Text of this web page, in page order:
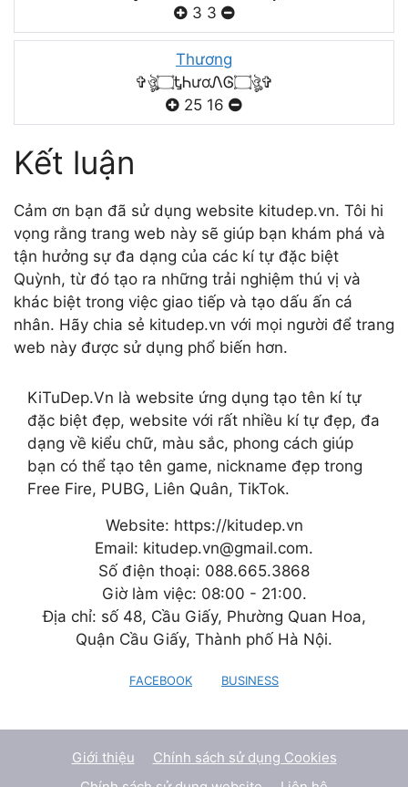
3 3
Thương
✞ঔৣ۝ᎿᏂươᏁᎶ۝ঔৣ✞
25 16
Kết luận
Cảm ơn bạn đã sử dụng website kitudep.vn. Tôi hi
vọng rằng trang web này sẽ giúp bạn khám phá và
tận hưởng sự đa dạng của các kí tự đặc biệt
Quỳnh, từ đó tạo ra những trải nghiệm thú vị và
khác biệt trong việc giao tiếp và tạo dấu ấn cá
nhân. Hãy chia sẻ kitudep.vn với mọi người để trang
web này được sử dụng phổ biến hơn.
KiTuDep.Vn là website ứng dụng tạo tên kí tự
đặc biệt đẹp, website với rất nhiều kí tự đẹp, đa
dạng về kiểu chữ, màu sắc, phong cách giúp
bạn có thể tạo tên game, nickname đẹp trong
Free Fire, PUBG, Liên Quân, TikTok.
Website: https://kitudep.vn
Email: kitudep.vn@gmail.com.
Số điện thoại: 088.665.3868
Giờ làm việc: 08:00 - 21:00.
Địa chỉ: số 48, Cầu Giấy, Phường Quan Hoa,
Quận Cầu Giấy, Thành phố Hà Nội.
FACEBOOK BUSINESS
Giới thiệu
Chính sách sử dụng Cookies